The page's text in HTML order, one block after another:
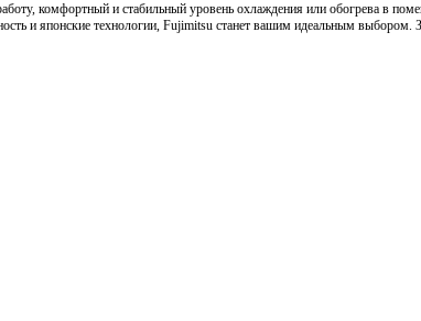
комфортный и стабильный уровень охлаждения или обогрева в
и японские технологии, Fujimitsu станет вашим идеальным выбором.